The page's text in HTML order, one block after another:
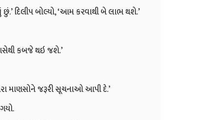
દિલીપ બોલ્યો, ‘આમ કરવાથી બે લાભ થશે.’
કબજે થઇ જશે.’
માણસોને જરૂરી સૂચનાઓ આપી દે.’